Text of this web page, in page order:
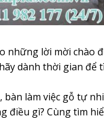
những lời mời chào
dành thời gian để
bàn làm việc gỗ tự
điều gì? Cùng tìm